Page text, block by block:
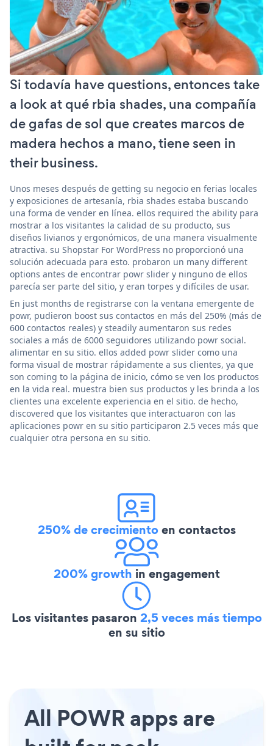
Si todavía have questions, entonces take
a look at qué rbia shades, una compañía
de gafas de sol que creates marcos de
madera hechos a mano, tiene seen in
their business.
Unos meses después de getting su negocio en ferias locales
y exposiciones de artesanía, rbia shades estaba buscando
una forma de vender en línea. ellos required the ability para
mostrar a los visitantes la calidad de su producto, sus
diseños livianos y ergonómicos, de una manera visualmente
atractiva. su Shopstar For WordPress no proporcionó una
solución adecuada para esto. probaron un many different
options antes de encontrar powr slider y ninguno de ellos
parecía ser parte del sitio, y eran torpes y difíciles de usar.
En just months de registrarse con la ventana emergente de
powr, pudieron boost sus contactos en más del 250% (más de
600 contactos reales) y steadily aumentaron sus redes
sociales a más de 6000 seguidores utilizando powr social.
alimentar en su sitio. ellos added powr slider como una
forma visual de mostrar rápidamente a sus clientes, ya que
son coming to la página de inicio, cómo se ven los productos
en la vida real. muestra bien sus productos y les brinda a los
clientes una excelente experiencia en el sitio. de hecho,
discovered que los visitantes que interactuaron con las
aplicaciones powr en su sitio participaron 2.5 veces más que
cualquier otra persona en su sitio.
250% de crecimientoen contactos
200% growth in engagement
Los visitantes pasaron 2,5 veces más tiempo
en su sitio
All POWR apps are